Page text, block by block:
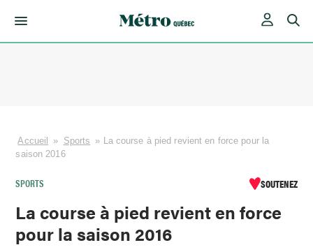
Accueil » Sports » La course à pied revient en force pour la
saison 2016
SPORTS SOUTENEZ
La course à pied revient en force
pour la saison 2016